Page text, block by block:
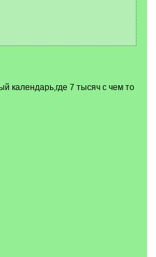
календарь,где 7 тысяч с чем то